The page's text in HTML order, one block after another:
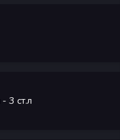
- 3 ст.л